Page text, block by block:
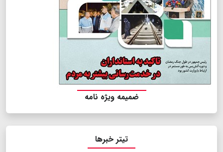
ضمیمه ویژه نامه
تیتر خبرها